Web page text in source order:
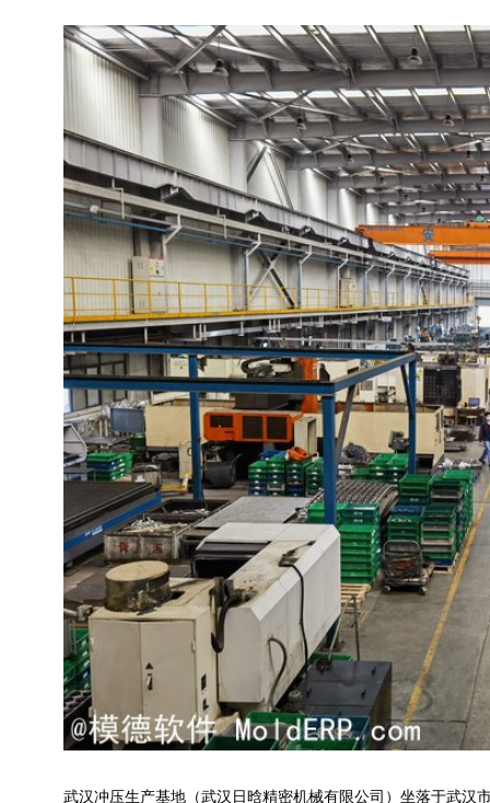
武汉冲压生产基地（武汉日晗精密机械有限公司）坐落于武汉